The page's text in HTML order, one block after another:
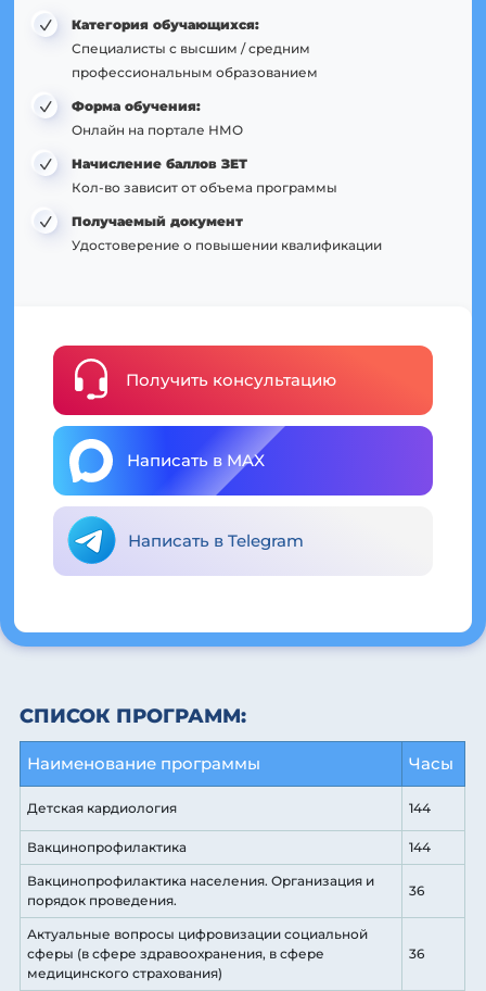
Категория обучающихся:
Специалисты с высшим / средним
профессиональным образованием
Форма обучения:
Онлайн на портале НМО
Начисление баллов ЗЕТ
Кол-во зависит от объема программы
Получаемый документ
Удостоверение о повышении квалификации
Получить консультацию
Написать в MAX
Написать в Telegram
СПИСОК ПРОГРАММ:
Наименование программы Часы
Детская кардиология 144
Вакцинопрофилактика 144
Вакцинопрофилактика населения. Организация и
порядок проведения.
36
Актуальные вопросы цифровизации социальной
сферы (в сфере здравоохранения, в сфере
медицинского страхования)
36